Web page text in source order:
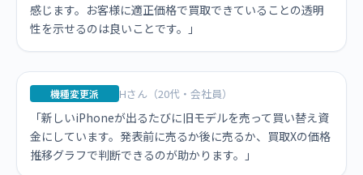
感じます。お客様に適正価格で買取できていることの透明
性を示せるのは良いことです。」
機種変更派 Hさん（20代・会社員）
「新しいiPhoneが出るたびに旧モデルを売って買い替え資
金にしています。発表前に売るか後に売るか、買取Xの価格
推移グラフで判断できるのが助かります。」